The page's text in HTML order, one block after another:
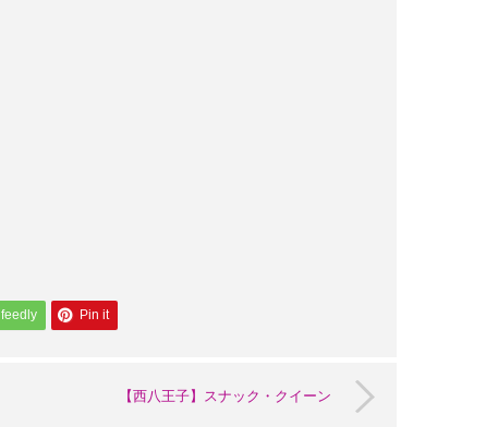
feedly Pin it
【西八王子】スナック・クイーン